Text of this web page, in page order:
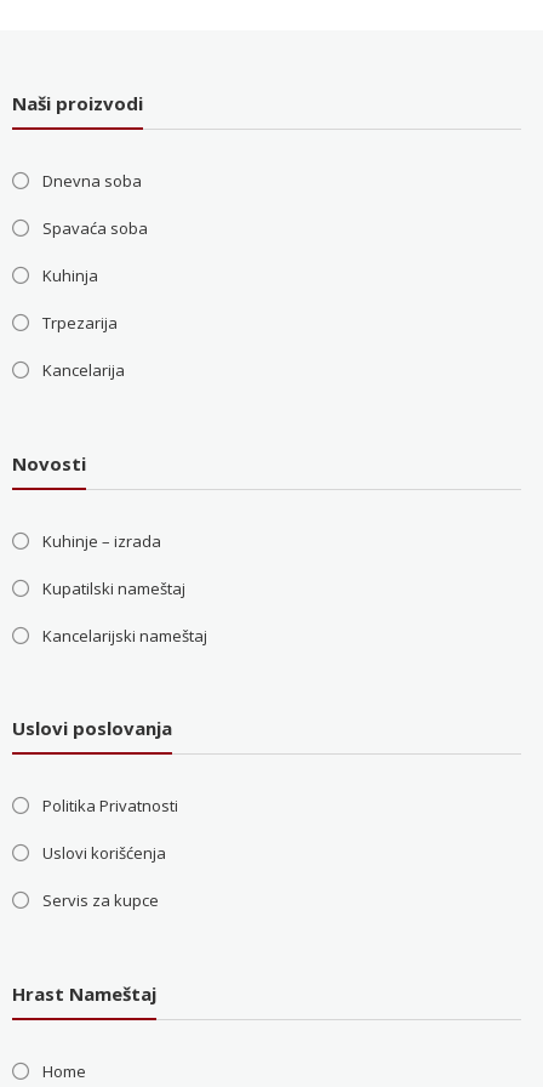
Naši proizvodi
Dnevna soba
Spavaća soba
Kuhinja
Trpezarija
Kancelarija
Novosti
Kuhinje – izrada
Kupatilski nameštaj
Kancelarijski nameštaj
Uslovi poslovanja
Politika Privatnosti
Uslovi korišćenja
Servis za kupce
Hrast Nameštaj
Home